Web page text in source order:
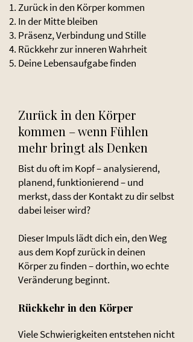
Zurück in den Körper kommen
In der Mitte bleiben
Präsenz, Verbindung und Stille
Rückkehr zur inneren Wahrheit
Deine Lebensaufgabe finden
Zurück in den Körper
kommen – wenn Fühlen
mehr bringt als Denken
Bist du oft im Kopf – analysierend,
planend, funktionierend – und
merkst, dass der Kontakt zu dir selbst
dabei leiser wird?
Dieser Impuls lädt dich ein, den Weg
aus dem Kopf zurück in deinen
Körper zu finden – dorthin, wo echte
Veränderung beginnt.
Rückkehr in den Körper
Viele Schwierigkeiten entstehen nicht